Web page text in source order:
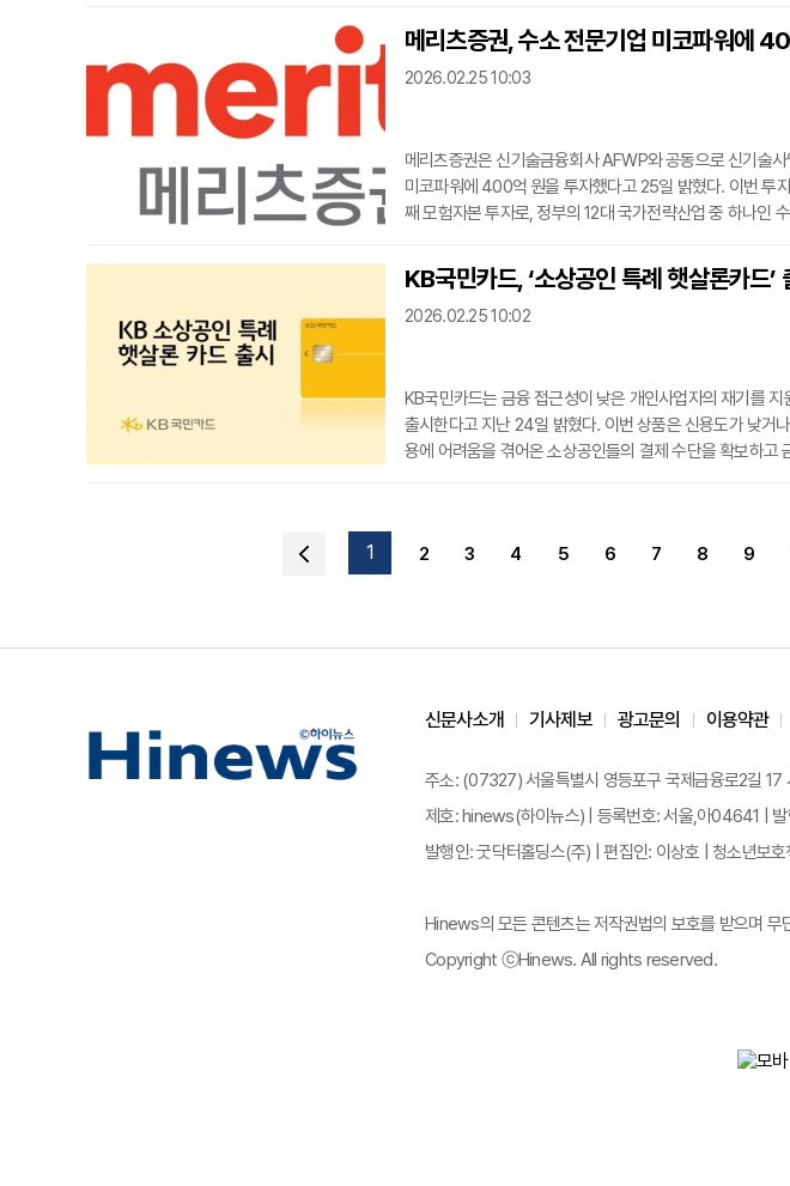
룹, 우리금융그룹, NH농협금융지주 등은 중동 리스크가 금
며 그룹 단위 비상대응체계를 가동 중이다.KB금융은 양종
심 경영진이 참
메리츠증권, 수소 전문기업 미코파워에
2026.02.25 10:03
메리츠증권은 신기술금융회사 AFWP와 공동으로 신기술
미코파워에 400억 원을 투자했다고 25일 밝혔다. 이번 투
째 모험자본 투자로, 정부의 12대 국가전략산업 중 하나인
기업이다. 전 세계적으로 미국의 블룸에너지 등 약 5개 업체
으로 알려진 가운데, 국내에서는 미코파워가 독보적인 기술
설비의 국산화 인증을 국내
KB국민카드, ‘소상공인 특례 햇살론카드’
2026.02.25 10:02
KB국민카드는 금융 접근성이 낮은 개인사업자의 재기를 지
출시한다고 지난 24일 밝혔다. 이번 상품은 신용도가 낮거
용에 어려움을 겪어온 소상공인들의 결제 수단을 확보하고
용관리 교육을 이수하
1 2 3 4 5 6 7 8 9
신문사소개 기사제보 광고문의 이용약관
주소: (07327) 서울특별시 영등포구 국제금융로2길
제호: hinews(하이뉴스) | 등록번호: 서울,아04641 |
발행인: 굿닥터홀딩스(주) | 편집인: 이상호 | 청소년보
Hinews의 모든 콘텐츠는 저작권법의 보호를 받으며 무
Copyright ⓒHinews. All rights reserved.